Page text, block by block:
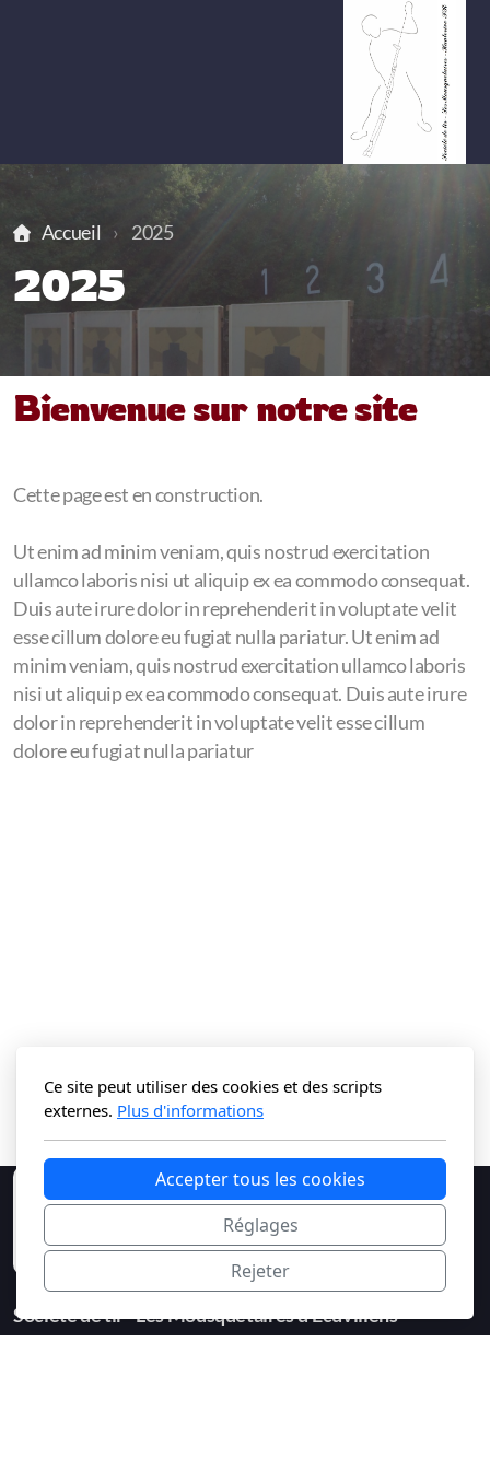
Accueil 2025
2025
Bienvenue sur notre site
Cette page est en construction.
Ut enim ad minim veniam, quis nostrud exercitation
ullamco laboris nisi ut aliquip ex ea commodo consequat.
Duis aute irure dolor in reprehenderit in voluptate velit
esse cillum dolore eu fugiat nulla pariatur. Ut enim ad
minim veniam, quis nostrud exercitation ullamco laboris
nisi ut aliquip ex ea commodo consequat. Duis aute irure
dolor in reprehenderit in voluptate velit esse cillum
dolore eu fugiat nulla pariatur
Société de tir - Les Mousquetaires d'Ecuvillens
1730 Ecuvillens
Ce site peut utiliser des cookies et des scripts
externes. Plus d'informations
Accepter tous les cookies
Réglages
Rejeter
Comité
Historique
Agenda
2025